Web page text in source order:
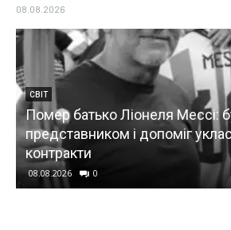
08.08.2026
СВІТ
Помер батько Ліонеля Мессі:
представником і допоміг
контракти
08.08.2026 0